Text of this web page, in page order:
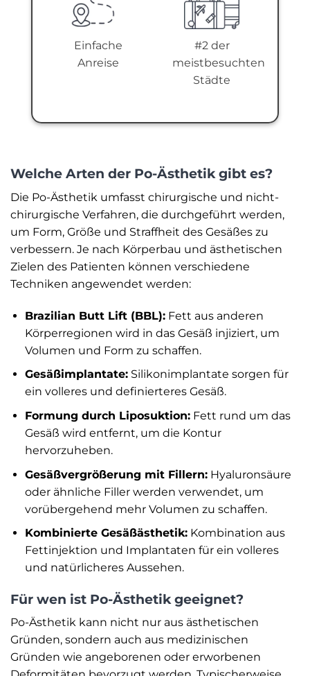
Einfache
Anreise
#2 der
meistbesuchten
Städte
Welche Arten der Po-Ästhetik gibt es?
Die Po-Ästhetik umfasst chirurgische und nicht-
chirurgische Verfahren, die durchgeführt werden,
um Form, Größe und Straffheit des Gesäßes zu
verbessern. Je nach Körperbau und ästhetischen
Zielen des Patienten können verschiedene
Techniken angewendet werden:
Brazilian Butt Lift (BBL):Fett aus anderen
Körperregionen wird in das Gesäß injiziert, um
Volumen und Form zu schaffen.
Gesäßimplantate:Silikonimplantate sorgen für
ein volleres und definierteres Gesäß.
Formung durch Liposuktion:Fett rund um das
Gesäß wird entfernt, um die Kontur
hervorzuheben.
Gesäßvergrößerung mit Fillern:Hyaluronsäure
oder ähnliche Filler werden verwendet, um
vorübergehend mehr Volumen zu schaffen.
Kombinierte Gesäßästhetik:Kombination aus
Fettinjektion und Implantaten für ein volleres
und natürlicheres Aussehen.
Für wen ist Po-Ästhetik geeignet?
Po-Ästhetik kann nicht nur aus ästhetischen
Gründen, sondern auch aus medizinischen
Gründen wie angeborenen oder erworbenen